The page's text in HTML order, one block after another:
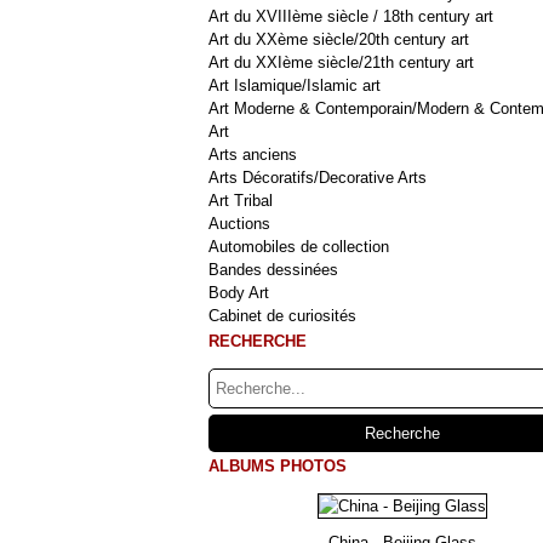
Art du XVIIIème siècle / 18th century art
Art du XXème siècle/20th century art
Art du XXIème siècle/21th century art
Art Islamique/Islamic art
Art Moderne & Contemporain/Modern &
Art
Arts anciens
Arts Décoratifs/Decorative Arts
Art Tribal
Auctions
Automobiles de collection
Bandes dessinées
Body Art
Cabinet de curiosités
RECHERCHE
ALBUMS PHOTOS